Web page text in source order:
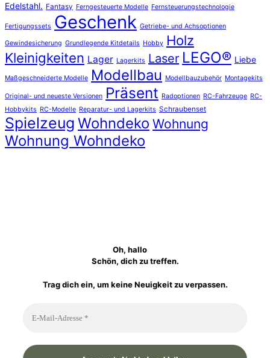
Edelstahl. Fantasy Ferngesteuerte Modelle Fernsteuerungstechnologie
Fertigungssets Geschenk Getriebe- und Achsoptionen
Gewindesicherung Grundlegende Kitdetails Hobby Holz
Kleinigkeiten Lager Lagerkits Laser LEGO® Liebe
Maßgeschneiderte Modelle Modellbau Modellbauzubehör Montagekits
Original- und neueste Versionen Präsent Radoptionen RC-Fahrzeuge RC-
Hobbykits RC-Modelle Reparatur- und Lagerkits Schraubenset
Spielzeug Wohndeko Wohnung
Wohnung Wohndeko
Oh, hallo
Schön, dich zu treffen.
Trag dich ein, um keine Neuigkeit zu verpassen.